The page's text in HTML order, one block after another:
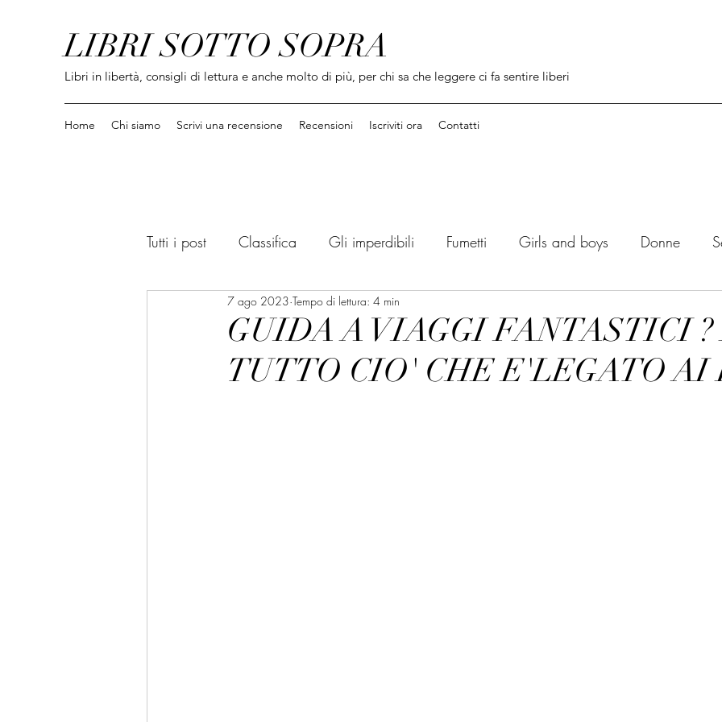
LIBRI SOTTO SOPRA
Libri in libertà, consigli di lettura e anche molto di più, per chi sa che leggere ci fa sentire liberi
Home Chi siamo Scrivi una recensione Recensioni Iscriviti ora Contatti
Tutti i post Classifica Gli imperdibili Fumetti Girls and boys Donne
Informatica / Social / Saggi Dal libro al film
GUIDA A VIAGGI FANTASTICI ?
TUTTO CIO' CHE E'LEGATO AI
7 ago 2023 Tempo di lettura: 4 min